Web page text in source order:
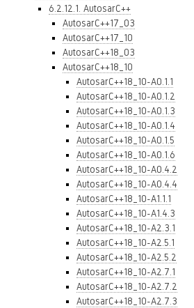
6.2.12.1. AutosarC++
AutosarC++17_03
AutosarC++17_10
AutosarC++18_03
AutosarC++18_10
AutosarC++18_10-A0.1.1
AutosarC++18_10-A0.1.2
AutosarC++18_10-A0.1.3
AutosarC++18_10-A0.1.4
AutosarC++18_10-A0.1.5
AutosarC++18_10-A0.1.6
AutosarC++18_10-A0.4.2
AutosarC++18_10-A0.4.4
AutosarC++18_10-A1.1.1
AutosarC++18_10-A1.4.3
AutosarC++18_10-A2.3.1
AutosarC++18_10-A2.5.1
AutosarC++18_10-A2.5.2
AutosarC++18_10-A2.7.1
AutosarC++18_10-A2.7.2
AutosarC++18_10-A2.7.3